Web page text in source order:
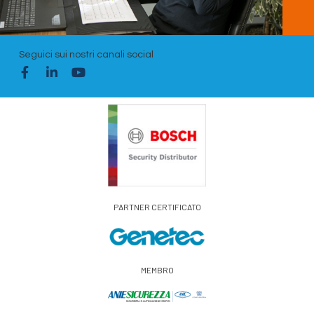
PARTNER CERTIFICATO
MEMBRO
Seguici sui nostri canali social